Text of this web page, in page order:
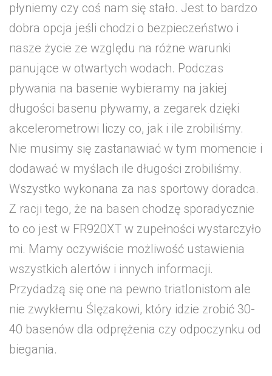
płyniemy czy coś nam się stało. Jest to bardzo
dobra opcja jeśli chodzi o bezpieczeństwo i
nasze życie ze względu na różne warunki
panujące w otwartych wodach. Podczas
pływania na basenie wybieramy na jakiej
długości basenu pływamy, a zegarek dzięki
akcelerometrowi liczy co, jak i ile zrobiliśmy.
Nie musimy się zastanawiać w tym momencie i
dodawać w myślach ile długości zrobiliśmy.
Wszystko wykonana za nas sportowy doradca.
Z racji tego, że na basen chodzę sporadycznie
to co jest w FR920XT w zupełności wystarczyło
mi. Mamy oczywiście możliwość ustawienia
wszystkich alertów i innych informacji.
Przydadzą się one na pewno triatlonistom ale
nie zwykłemu Ślęzakowi, który idzie zrobić 30-
40 basenów dla odprężenia czy odpoczynku od
biegania.